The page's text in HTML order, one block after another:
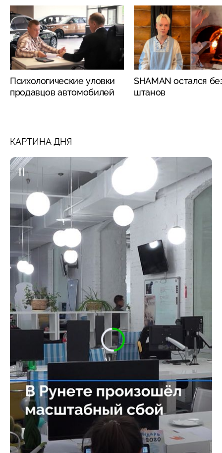
Психологические уловки
продавцов автомобилей
SHAMAN остался
штанов
КАРТИНА ДНЯ